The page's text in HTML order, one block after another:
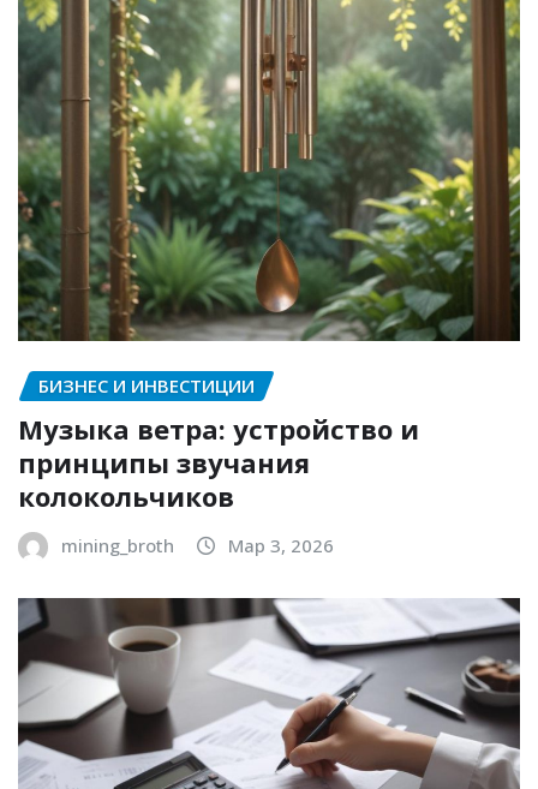
БИЗНЕС И ИНВЕСТИЦИИ
Музыка ветра: устройство и
принципы звучания
колокольчиков
mining_broth Мар 3, 2026